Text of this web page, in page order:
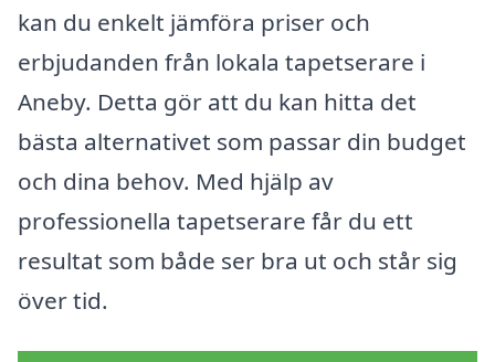
kan du enkelt jämföra priser och
erbjudanden från lokala tapetserare i
Aneby. Detta gör att du kan hitta det
bästa alternativet som passar din budget
och dina behov. Med hjälp av
professionella tapetserare får du ett
resultat som både ser bra ut och står sig
över tid.